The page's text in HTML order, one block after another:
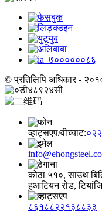
© प्रतिलिपि अधिकार -
व्हाट्सएप/वीच्याट:
कोठा ५१०, साउथ
हुआटियन रोड,
८६१८८२२१३८८३३